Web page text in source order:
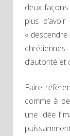
deux
plus
«
d’autorité et
Faire
comme à
une idée